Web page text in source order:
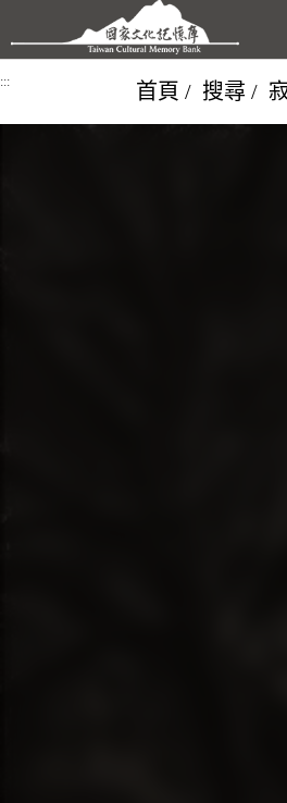
跳到主要內容區塊
::: 首頁 搜尋